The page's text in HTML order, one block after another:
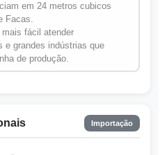
em 24 metros cubicos
Facas.
fácil atender
e grandes indústrias que
de produção.
Importação